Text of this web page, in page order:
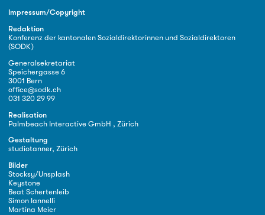
Impressum/Copyright
Redaktion
Konferenz der kantonalen Sozialdirektorinnen und Sozialdirektoren
(SODK)
Generalsekretariat
Speichergasse 6
3001 Bern
office@sodk.ch
031 320 29 99
Realisation
Palmbeach Interactive GmbH , Zürich
Gestaltung
studiotanner, Zürich
Bilder
Stocksy/Unsplash
Keystone
Beat Schertenleib
Simon Iannelli
Martina Meier